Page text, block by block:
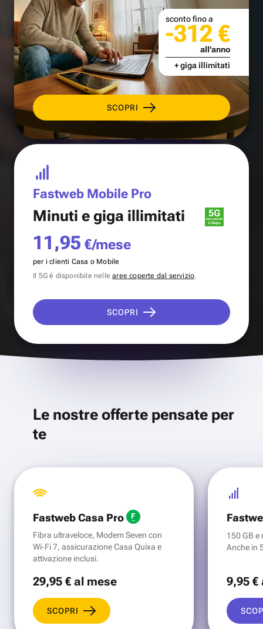
SCOPRI
sconto fino a
-312 €
all'anno
+ giga illimitati
Fastweb Mobile Pro
Minuti e giga illimitati
11,95 €/mese
per i clienti Casa o Mobile
Il 5G è disponibile nellearee coperte dal servizio.
SCOPRI
Le nostre offerte pensate per
te
Fastweb Casa Pro
Fibra ultraveloce, Modem Seven con
Wi‑Fi 7, assicurazione Casa Quixa e
attivazione inclusi.
29,95 €al mese
SCOPRI
150 GB e
Anche in
9,95 €